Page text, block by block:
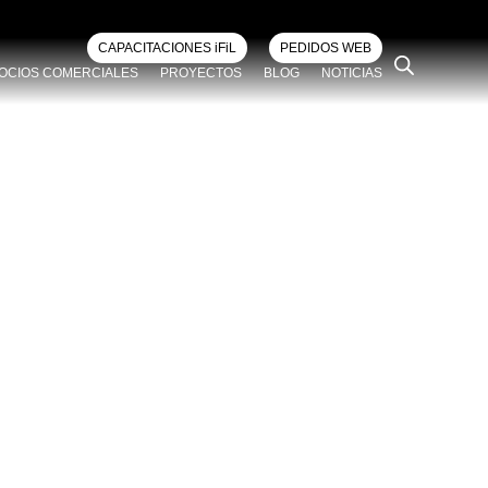
CAPACITACIONES iFiL
PEDIDOS WEB
COMERCIALES PROYECTOS BLOG NOTICIAS